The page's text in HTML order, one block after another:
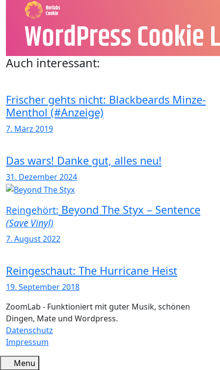
Auch interessant:
Frischer gehts nicht: Blackbeards Minze-
Menthol (#Anzeige)
7. März 2019
Das wars! Danke gut, alles neu!
31. Dezember 2024
Reingehört: Beyond The Styx – Sentence
(Save Vinyl)
7. August 2022
Reingeschaut: The Hurricane Heist
19. September 2018
ZoomLab - Funktioniert mit guter Musik, schönen
Dingen, Mate und Wordpress.
Datenschutz
Impressum
Menu